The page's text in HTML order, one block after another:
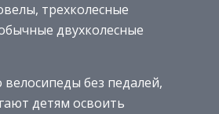
трехколесные
двухколесные
велосипеды без педалей,
детям освоить